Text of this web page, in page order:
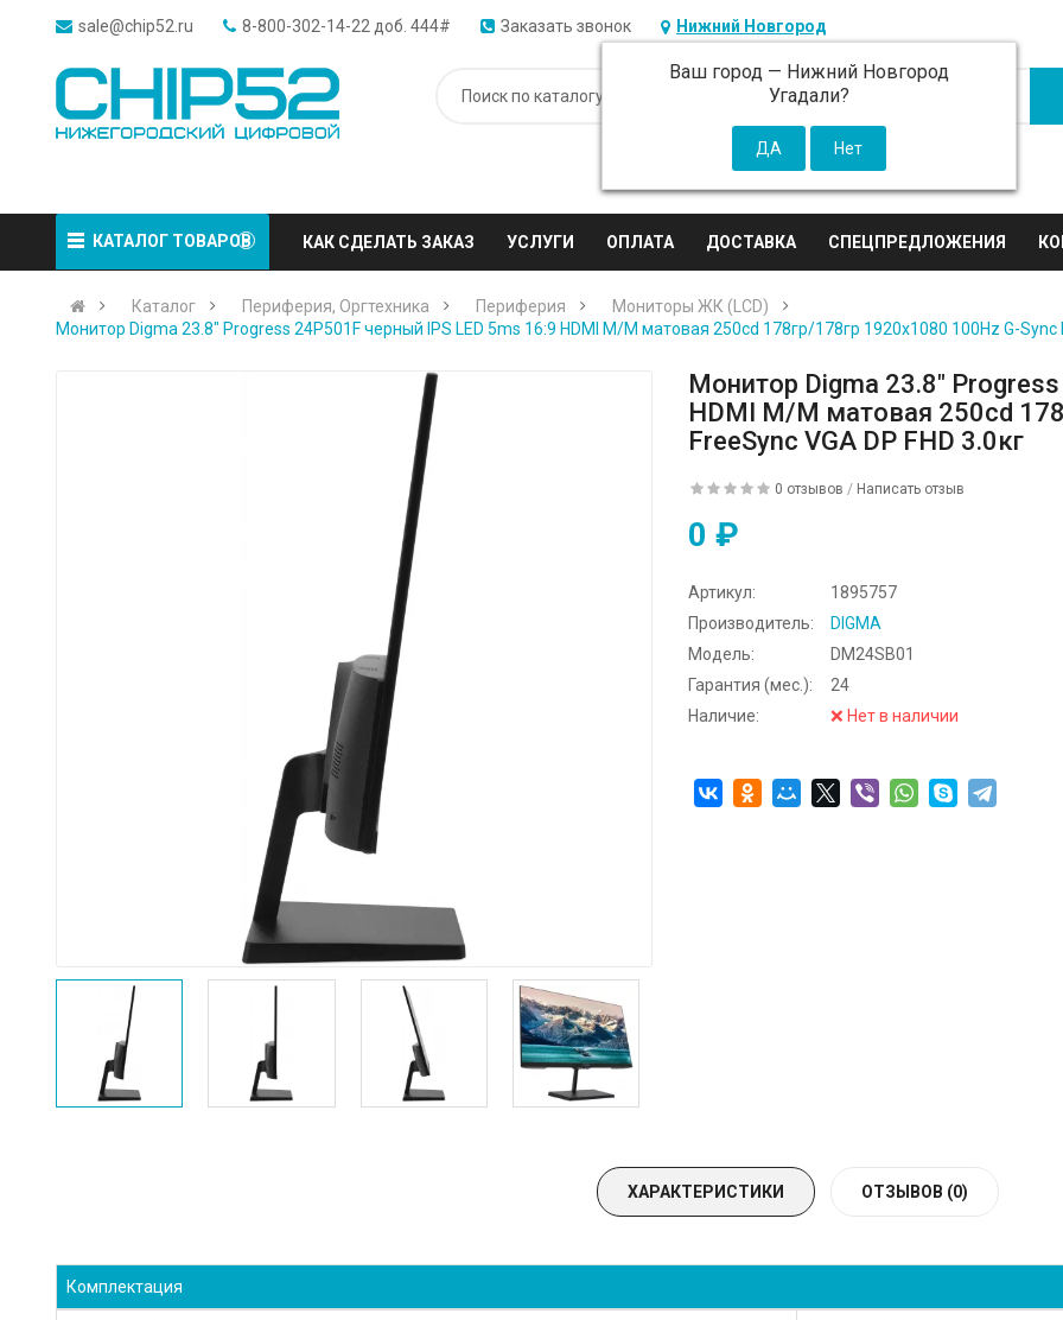
sale@chip52.ru 8-800-302-14-22 доб. 444# Заказать звонок Нижний Новгород
Ваш город — Нижний Новгород
Угадали?
КАТАЛОГ ТОВАРОВ КАК СДЕЛАТЬ ЗАКАЗ УСЛУГИ ОПЛАТА ДОСТАВКА СПЕЦПРЕДЛОЖЕНИЯ
Каталог Периферия, Оргтехника Периферия
Мониторы ЖК (LCD)
Монитор Digma 23.8" Progress 24P501F черный IPS LED 5ms 16:9 HDMI M/M матовая 250cd 178гр/178гр 1920x1080 100Hz G-Sync
Монитор Digma 23.8"
HDMI M/M матовая 250cd
FreeSync VGA DP FHD 3.0кг
0 отзывов / Написать отзыв
0 ₽
Артикул:
1895757
Производитель:
DIGMA
Модель:
DM24SB01
Гарантия (мес.):
24
Наличие:
❌ Нет в наличии
ХАРАКТЕРИСТИКИ ОТЗЫВОВ (0)
Комплектация